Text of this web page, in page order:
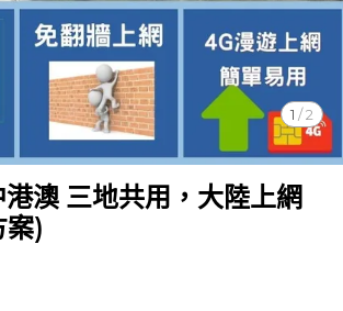
1 /2
澳 三地共用，大陸上網
案)